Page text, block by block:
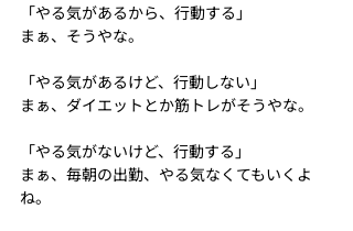
「やる気があるから、行動する」
まぁ、そうやな。
「やる気があるけど、行動しない」
まぁ、ダイエットとか筋トレがそうやな。
「やる気がないけど、行動する」
まぁ、毎朝の出勤、やる気なくてもいくよ
ね。